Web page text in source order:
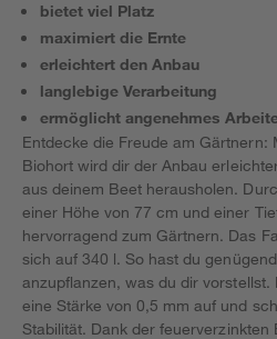
bietet viel Platz
maximiert die Ernte
erleichtert den Anbau
langlebige Verarbeitung
ermöglicht angenehmes
Entdecke die Freude am Gärtnern:
Biohort wird dir der Anbau
aus deinem Beet herausholen.
einer Höhe von 77 cm und einer
hervorragend zum Gärtnern. Das
sich auf 340 l. So hast du
anzupflanzen, was du dir vorstellst.
eine Stärke von 0,5 mm auf und
Stabilität. Dank der feuerverzinkten